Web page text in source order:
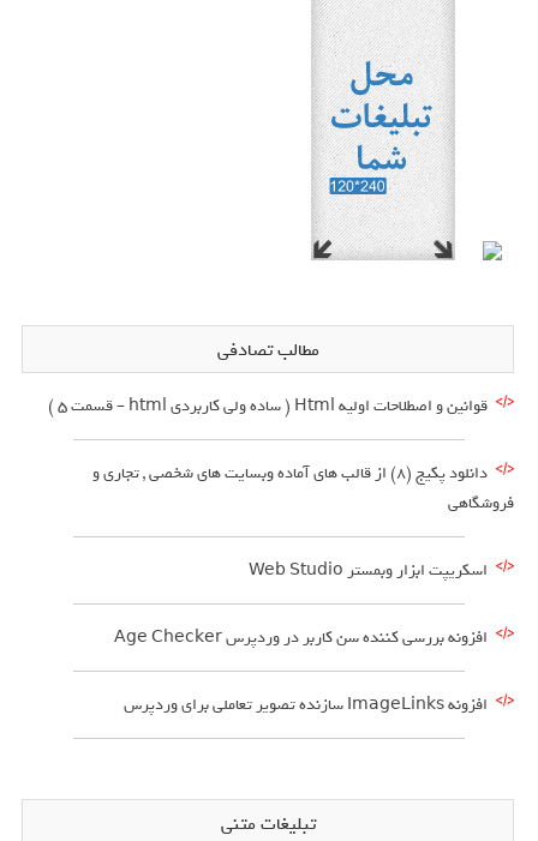
مطالب تصادفی
قوانین و اصطلاحات اولیه Html ( ساده ولی کاربردی html – قسمت 5 )
دانلود پکیج (8) از قالب های آماده وبسایت های شخصی , تجاری و
فروشگاهی
اسکریپت ابزار وبمستر Web Studio
افزونه بررسی کننده سن کاربر در وردپرس Age Checker
افزونه ImageLinks سازنده تصویر تعاملی برای وردپرس
تبلیغات متنی